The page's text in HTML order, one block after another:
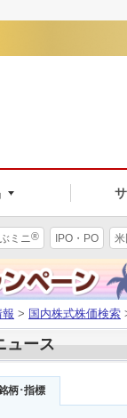
ミニ® IPO・PO
> 国内株式株価検索
ュース
柄･指標